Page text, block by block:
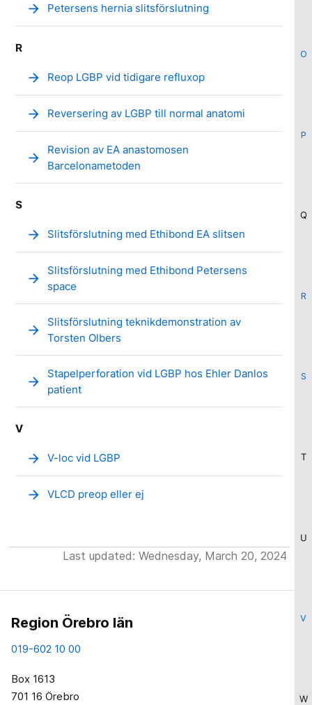
O
P
Q
R
S
T
U
V
W
arrow_forward Petersens hernia slitsförslutning
R
arrow_forward Reop LGBP vid tidigare refluxop
arrow_forward Reversering av LGBP till normal anatomi
arrow_forward
Revision av EA anastomosen
Barcelonametoden
S
arrow_forward Slitsförslutning med Ethibond EA slitsen
arrow_forward
Slitsförslutning med Ethibond Petersens
space
arrow_forward
Slitsförslutning teknikdemonstration av
Torsten Olbers
arrow_forward
Stapelperforation vid LGBP hos Ehler Danlos
patient
V
arrow_forward V-loc vid LGBP
arrow_forward VLCD preop eller ej
Last updated: Wednesday, March 20, 2024
Region Örebro län
019-602 10 00
Box 1613
701 16 Örebro